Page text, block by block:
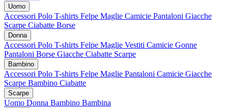
Uomo
Accessori Polo T-shirts Felpe Maglie Camicie Pantaloni Giacche
Scarpe Ciabatte Borse
Donna
Accessori Polo T-shirts Felpe Maglie Vestiti Camicie Gonne
Pantaloni Borse Giacche Ciabatte Scarpe
Bambino
Accessori Polo T-shirts Felpe Maglie Pantaloni Camicie Giacche
Scarpe Bambino Ciabatte
Scarpe
Uomo Donna Bambino Bambina